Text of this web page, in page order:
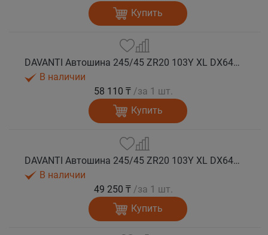
Купить
DAVANTI Автошина 245/45 ZR20 103Y XL DX640 RPR лето (Таиланд)
В наличии
58 110 ₸ /за 1 шт.
Купить
DAVANTI Автошина 245/45 ZR20 103Y XL DX640 RPR лето
В наличии
49 250 ₸ /за 1 шт.
Купить